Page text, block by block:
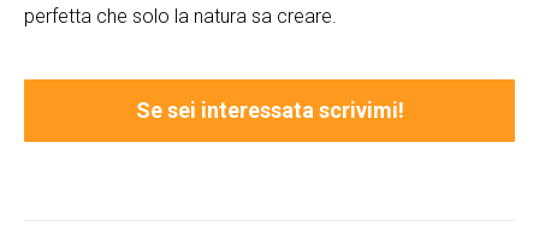
perfetta che solo la natura sa creare.
Se sei interessata scrivimi!